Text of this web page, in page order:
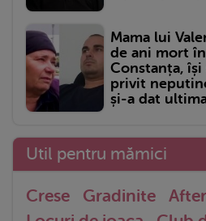
Mama lui
de ani mort
Constanța,
privit
și-a dat
Util pentru mămici
Crese Gradinite